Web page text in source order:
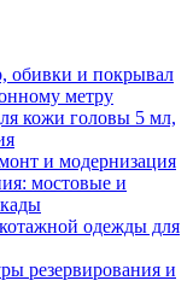
обивки и покрывал
метру
кожи головы 5 мл,
и модернизация
мостовые и
одежды для
резервирования и